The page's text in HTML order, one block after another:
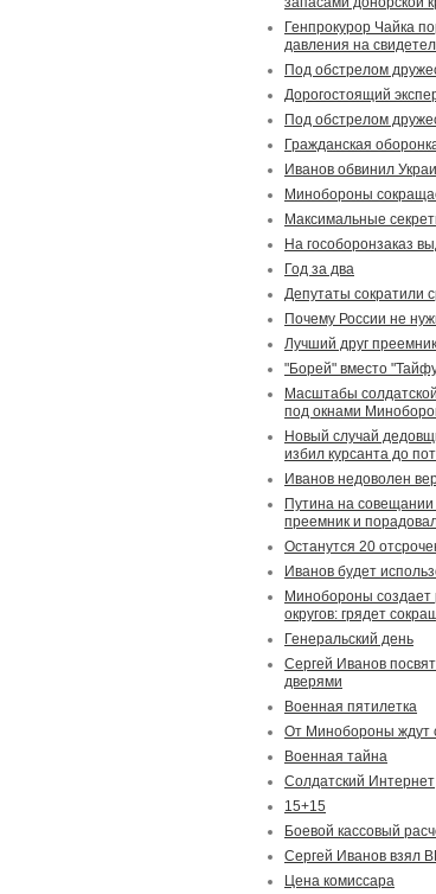
Генпрокурор Чайка
давления на
Под обстрелом
Дорогостоящий
Под обстрелом
Гражданская
Иванов обвинил
Минобороны
Максимальные
На гособоронзаказ
Год за два
Депутаты сократили
Почему России не
Лучший друг
"Борей" вместо
Масштабы
под окнами
Новый случай
избил курсанта до
Иванов недоволен
Путина на
преемник и
Останутся 20
Иванов будет
Минобороны создает
округов: грядет
Генеральский день
Сергей Иванов
дверями
Военная пятилетка
От Минобороны ждут
Военная тайна
Солдатский Интернет
15+15
Боевой кассовый
Сергей Иванов взял
Цена комиссара